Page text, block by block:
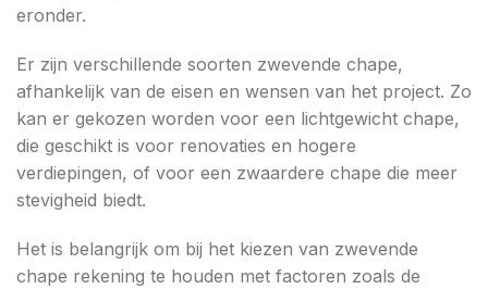
eronder.
Er zijn verschillende soorten zwevende chape,
afhankelijk van de eisen en wensen van het project. Zo
kan er gekozen worden voor een lichtgewicht chape,
die geschikt is voor renovaties en hogere
verdiepingen, of voor een zwaardere chape die meer
stevigheid biedt.
Het is belangrijk om bij het kiezen van zwevende
chape rekening te houden met factoren zoals de